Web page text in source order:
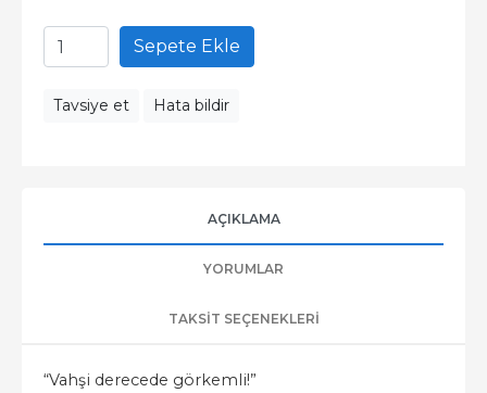
Sepete Ekle
Tavsiye et Hata bildir
AÇIKLAMA
YORUMLAR
TAKSIT SEÇENEKLERI
“Vahşi derecede görkemli!”